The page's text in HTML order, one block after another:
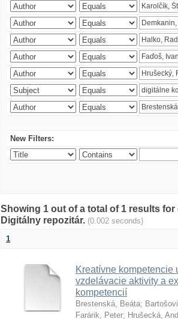
New Filters:
Showing 1 out of a total of 1 results
Digitálny repozitár. (0.002 seconds)
1
Kreatívne
vzdelávacie aktivity a
kompetencií
Brestenská, Beáta;
Farárik, Peter; Hrušecká,